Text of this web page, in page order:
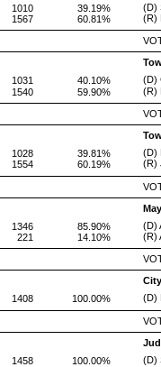
1010 39.19%
(D)
1567 60.81% (R)
1031 40.10%
(D)
1540 59.90% (R)
1028 39.81%
(D)
1554 60.19% (R)
1346 85.90%
(D)
221 14.10% (R)
1408 100.00% (D)
1458 100.00% (D)